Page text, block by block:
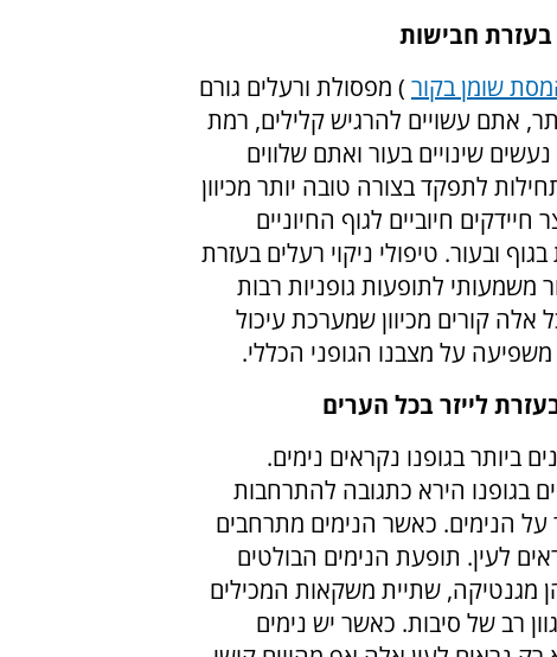
בעזרת חבישות
שומן בקור ) מפסולת ורעלים גורם
אתם עשויים להרגיש קלילים, רמת
שינויים בעור ואתם שלווים
לתפקד בצורה טובה יותר מכיוון
חיידקים חיוביים לגוף החיוניים
ובעור. טיפולי ניקוי רעלים בעזרת
משמעותי לתופעות גופניות רבות
אלה קורים מכיוון שמערכת עיכול
על מצבנו הגופני הכללי.
לייזר בכל הערים
ביותר בגופנו נקראים נימים.
בגופנו הירא כתגובה להתרחבות
על הנימים. כאשר הנימים מתרחבים
לעין. תופעת הנימים הבולטים
מגנטיקה, שתיית משקאות המכילים
רב של סיבות. כאשר יש נימים